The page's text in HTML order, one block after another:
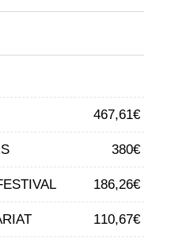
467,61€
380€
186,26€
110,67€